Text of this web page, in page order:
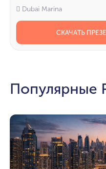
Dubai Marina
СКАЧАТЬ
Популярные